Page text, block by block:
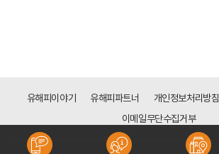
유해피이야기 유해피파트너 개인정보처리방침
이메일무단수집거부